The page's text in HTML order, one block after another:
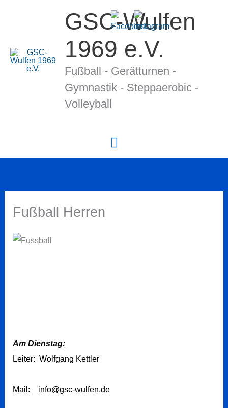
GSC-Wulfen
1969 e.V.
Fußball - Gerätturnen -
Gymnastik - Stepp­ae­ro­bic -
Volleyball
Hauptmenü
Fußball Herren
Am Dienstag:
Leiter: Wolfgang Kettler
Mail: info@gsc-wulfen.de